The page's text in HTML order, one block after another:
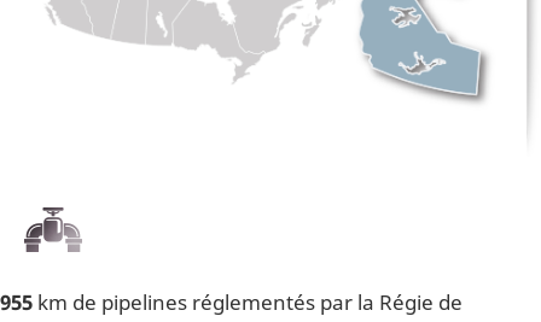
955 km de pipelines réglementés par la Régie de